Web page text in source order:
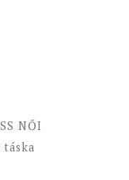
NŐI
táska